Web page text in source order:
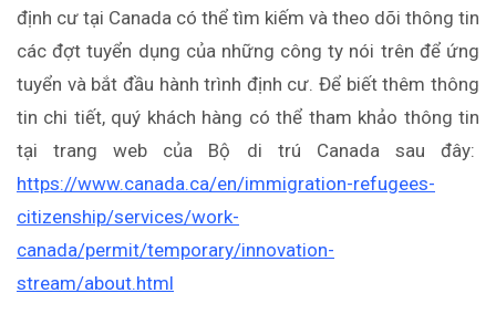
định cư tại Canada có thể tìm kiếm và theo dõi thông tin
các đợt tuyển dụng của những công ty nói trên để ứng
tuyển và bắt đầu hành trình định cư. Để biết thêm thông
tin chi tiết, quý khách hàng có thể tham khảo thông tin
tại trang web của Bộ di trú Canada sau đây:
https://www.canada.ca/en/immigration-refugees-
citizenship/services/work-
canada/permit/temporary/innovation-
stream/about.html